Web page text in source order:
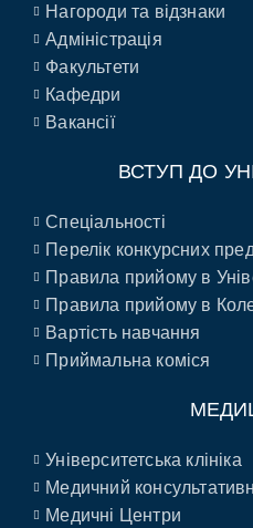
Нагороди та відзнаки
Адміністрація
Факультети
Кафедри
Вакансії
ВСТУП ДО
Спеціальності
Перелік конкурсних
Правила прийому в
Правила прийому в
Вартість навчання
Приймальна коміся
Університетська клініка
Медичний
Медичні Центри